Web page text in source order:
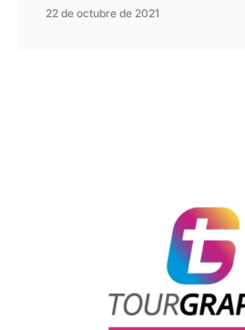
22 de octubre de 2021